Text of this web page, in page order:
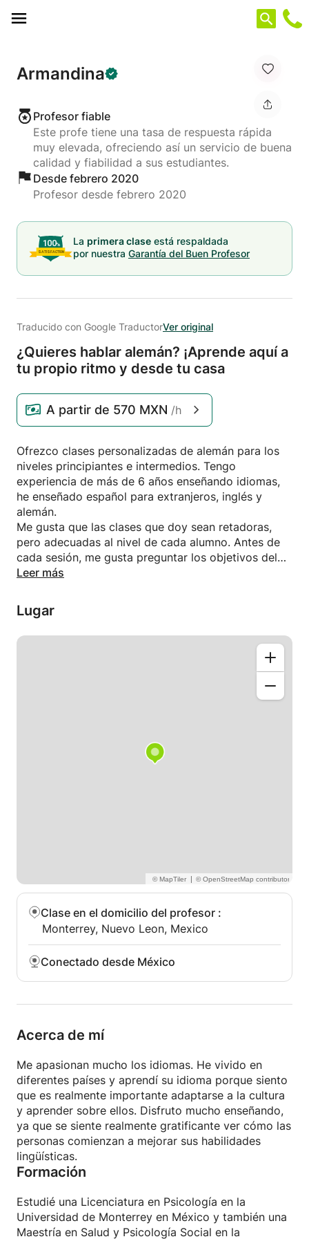
Armandina
Profesor fiable
Este profe tiene una tasa de respuesta rápida
muy elevada, ofreciendo así un servicio de buena
calidad y fiabilidad a sus estudiantes.
Desde febrero 2020
Profesor desde febrero 2020
La primera clase está respaldada
por nuestra Garantía del Buen Profesor
Traducido con Google TraductorVer original
¿Quieres hablar alemán? ¡Aprende aquí a
tu propio ritmo y desde tu casa
A partir de 570 MXN /h
Ofrezco clases personalizadas de alemán para los
niveles principiantes e intermedios. Tengo
experiencia de más de 6 años enseñando idiomas,
he enseñado español para extranjeros, inglés y
alemán.
Me gusta que las clases que doy sean retadoras,
pero adecuadas al nivel de cada alumno. Antes de
cada sesión, me gusta preguntar los objetivos del
alumno para así adecuar la clase a las necesidades
unos pequeños tests para que los alumnos puedan ir
viendo su propio progreso en el idioma.
Actualmente trabajo en 2 escuelas de idiomas
Leer más
Lugar
|
Clase en el domicilio del profesor :
Monterrey, Nuevo Leon, Mexico
Conectado desde México
Acerca de mí
Me apasionan mucho los idiomas. He vivido en
diferentes países y aprendí su idioma porque siento
que es realmente importante adaptarse a la cultura
y aprender sobre ellos. Disfruto mucho enseñando,
ya que se siente realmente gratificante ver cómo las
personas comienzan a mejorar sus habilidades
lingüísticas.
Formación
Estudié una Licenciatura en Psicología en la
Universidad de Monterrey en México y también una
Maestría en Salud y Psicología Social en la